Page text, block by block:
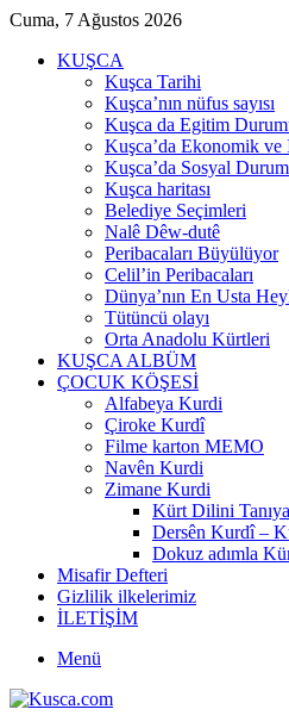
Cuma, 7 Ağustos 2026
KUŞCA
Kuşca Tarihi
Kuşca’nın nüfus sayısı
Kuşca da Egitim
Kuşca’da Ekonomik
Kuşca’da Sosyal
Kuşca haritası
Belediye Seçimleri
Nalê Dêw-dutê
Peribacaları Büyülüyor
Celil’in Peribacaları
Dünya’nın En Usta
Tütüncü olayı
Orta Anadolu Kürtleri
KUŞCA ALBÜM
ÇOCUK KÖŞESİ
Alfabeya Kurdi
Çiroke Kurdî
Filme karton MEMO
Navên Kurdi
Zimane Kurdi
Kürt Dilini
Dersên Kurdî –
Dokuz adımla
Misafir Defteri
Gizlilik ilkelerimiz
İLETİŞİM
Menü